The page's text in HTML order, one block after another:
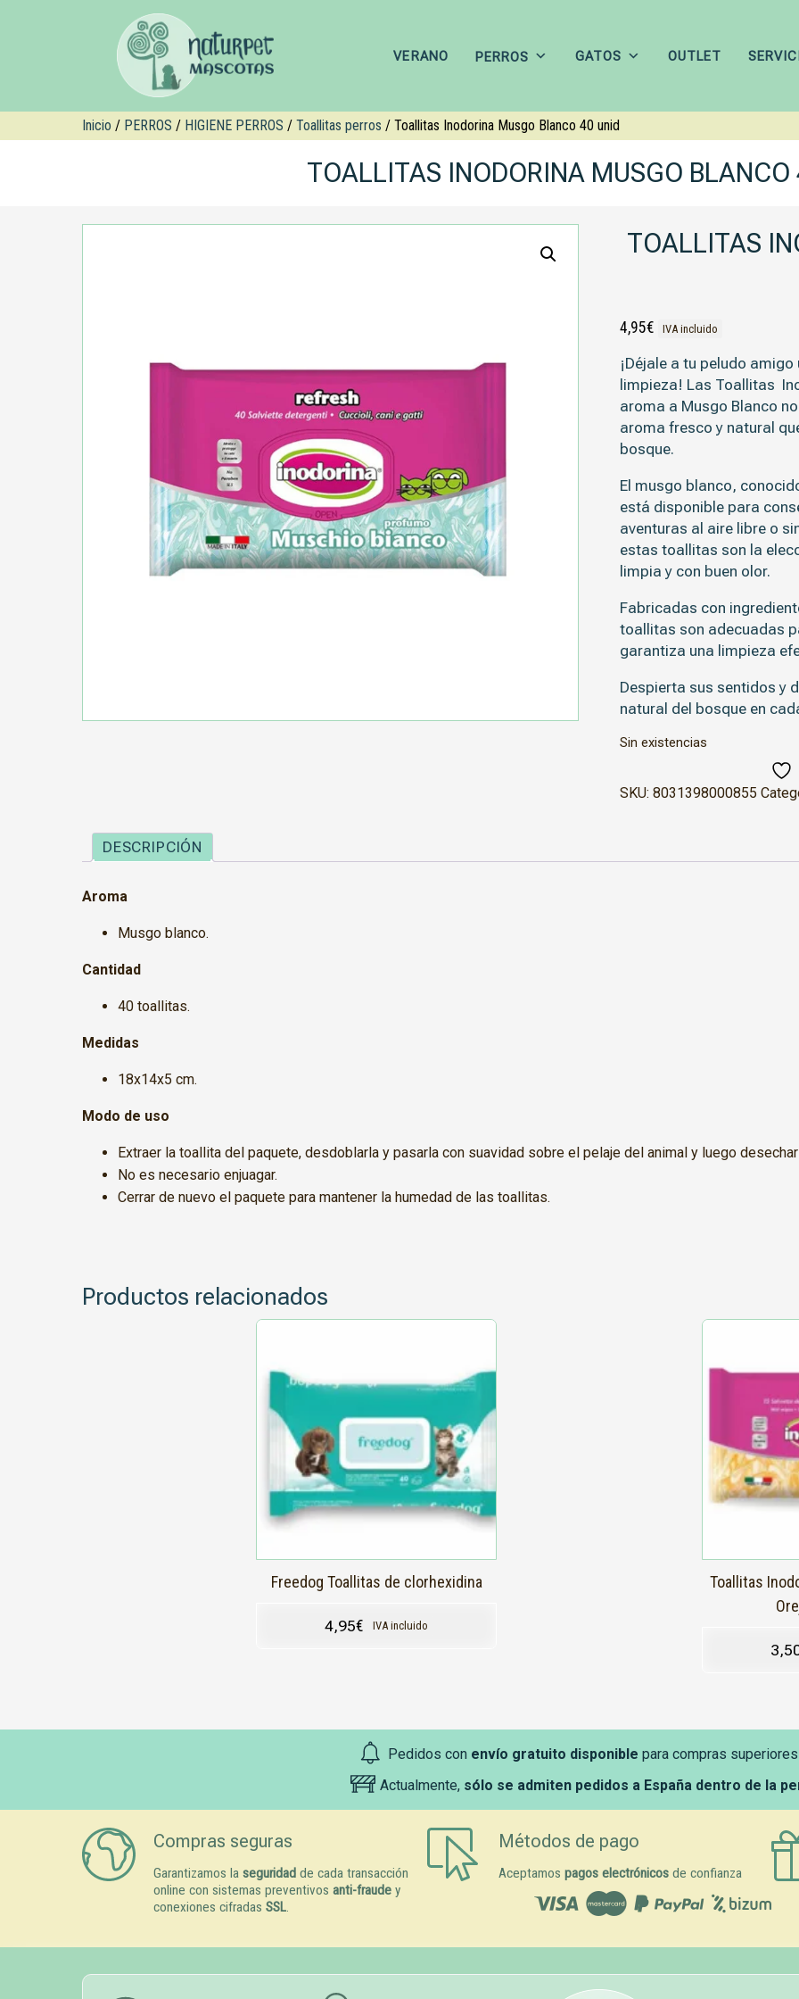
VERANO PERROS GATOS OUTLET
Inicio / PERROS / HIGIENE PERROS / Toallitas perros / Toallitas Inodorina Musgo Blanco 40 unid
TOALLITAS INODORINA MUSGO BLANCO
TOALLITAS
4,95€ IVA incluido
¡Déjale a tu peludo
limpieza! Las Toallitas
aroma a Musgo Blanco
aroma fresco y natural
bosque.
El musgo blanco,
está disponible para
aventuras al aire libre o
estas toallitas son la
limpia y con buen olor.
Fabricadas con
toallitas son adecuadas
garantiza una limpieza
Despierta sus sentidos y
natural del bosque en
Sin existencias
SKU:8031398000855
DESCRIPCIÓN
Aroma
Musgo blanco.
Cantidad
40 toallitas.
Medidas
18x14x5 cm.
Modo de uso
Extraer la toallita del paquete, desdoblarla y pasarla con suavidad sobre el pelaje del animal y luego
No es necesario enjuagar.
Cerrar de nuevo el paquete para mantener la humedad de las toallitas.
Productos relacionados
Freedog Toallitas de clorhexidina
4,95€ IVA incluido
Toallitas
Pedidos con envío gratuito disponible para compras
Actualmente, sólo se admiten pedidos a España dentro de la
Compras seguras
Garantizamos la seguridad de cada transacción
online con sistemas preventivos anti-fraude y
conexiones cifradas SSL.
Métodos de pago
Aceptamos pagos electrónicosde confianza